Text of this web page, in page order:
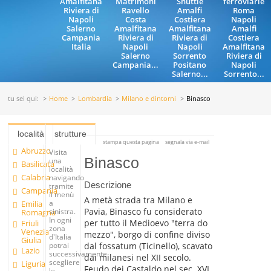
Riviera di
Napoli
Salerno
Campania
Italia
Ravello
Costa
Amalfitana
Riviera di
Napoli
Salerno
Campania...
Amalfi
Costiera
Amalfitana
Riviera di
Napoli
Sorrento
Positano
Salerno...
Roma
Napoli
Amalfi
Costiera
Amalfitana
Riviera di
Napoli
Sorrento...
tu sei qui: Home Lombardia Milano e dintorni Binasco
località
Abruzzo
Basilicata
Calabria
Campania
Emilia
Romagna
Friuli
Venezia
Giulia
Lazio
Liguria
strutture
Visita
una
località
navigando
tramite
il menù
a
sinistra.
In ogni
zona
d'Italia
potrai
successivamente
scegliere
stampa questa pagina segnala via e-mail
Binasco
Descrizione
A metà strada tra Milano e
Pavia, Binasco fu considerato
per tutto il Medioevo "terra do
mezzo", borgo di confine diviso
dal fossatum (Ticinello), scavato
dai milanesi nel XII secolo.